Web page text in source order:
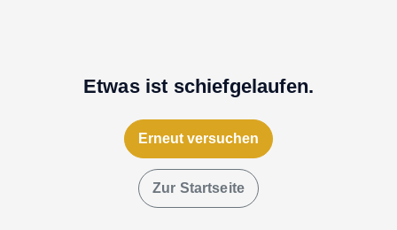
Etwas ist schiefgelaufen.
Erneut versuchen
Zur Startseite